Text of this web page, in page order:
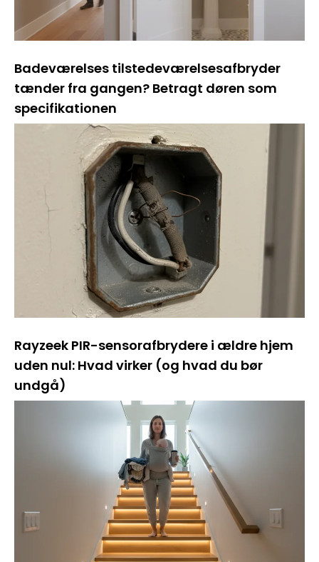
Badeværelses tilstedeværelsesafbryder
tænder fra gangen? Betragt døren som
specifikationen
Rayzeek PIR-sensorafbrydere i ældre hjem
uden nul: Hvad virker (og hvad du bør
undgå)